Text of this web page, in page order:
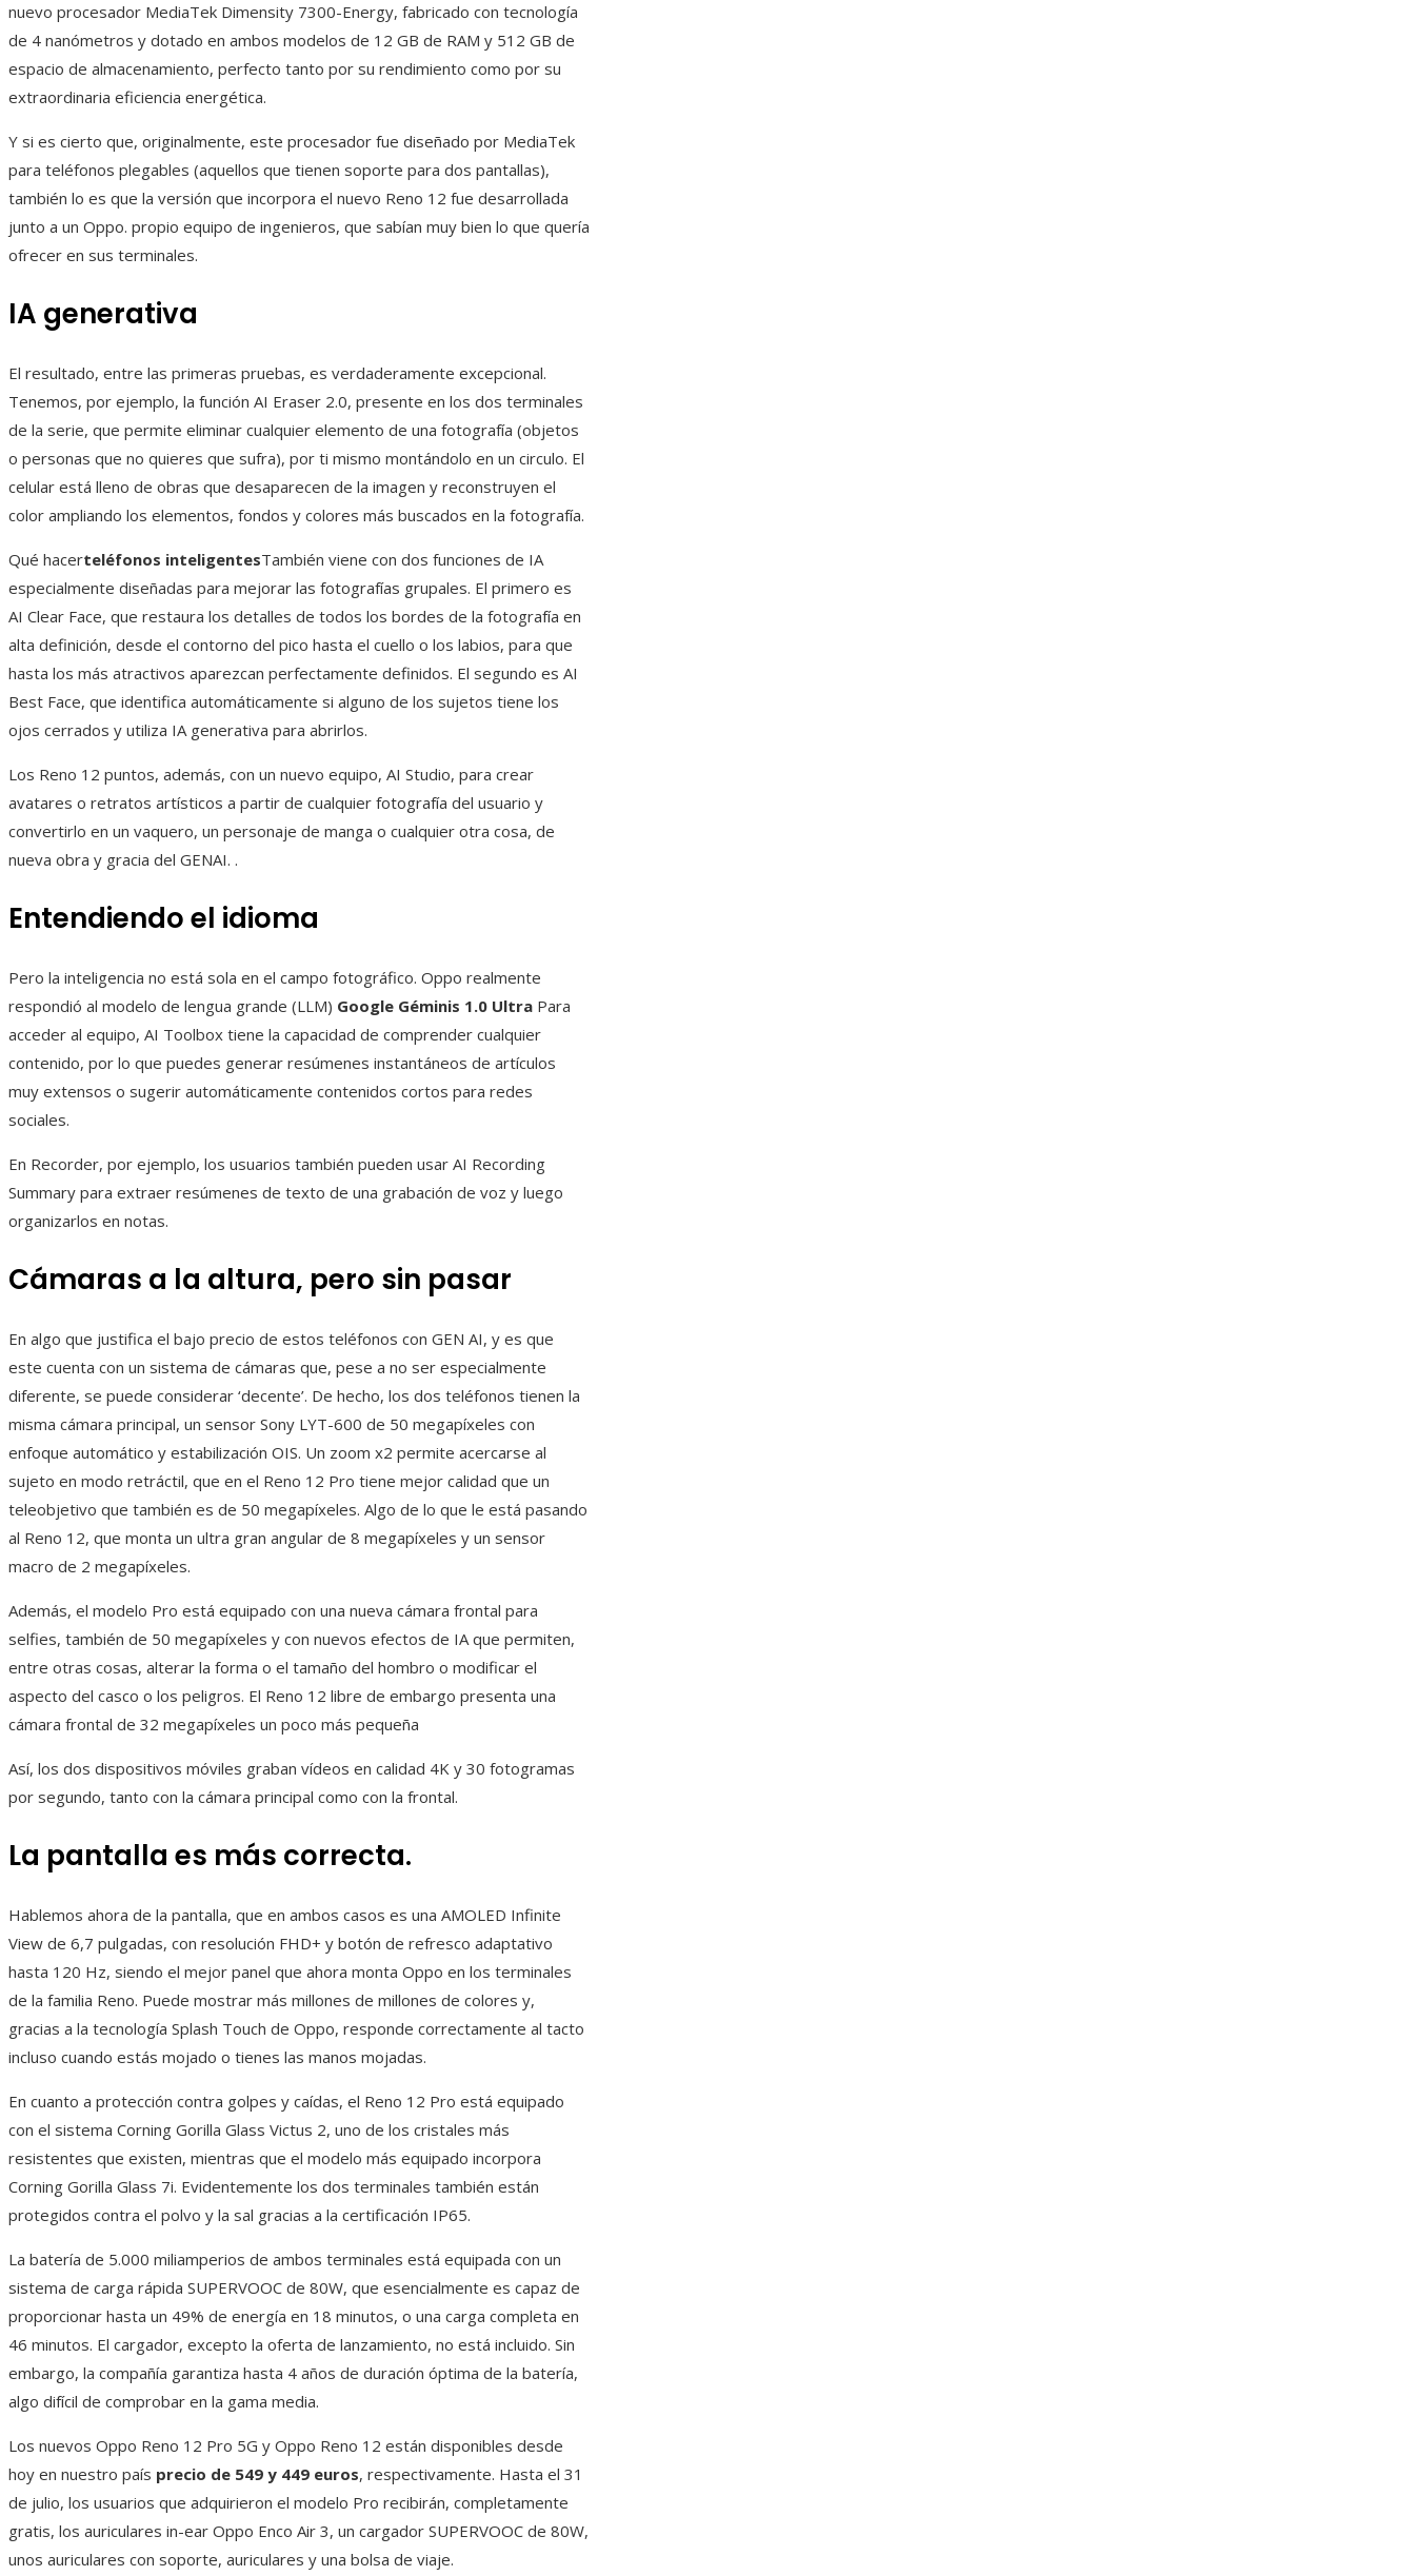
nuevo procesador MediaTek Dimensity 7300-Energy, fabricado con tecnología
de 4 nanómetros y dotado en ambos modelos de 12 GB de RAM y 512 GB de
espacio de almacenamiento, perfecto tanto por su rendimiento como por su
extraordinaria eficiencia energética.
Y si es cierto que, originalmente, este procesador fue diseñado por MediaTek
para teléfonos plegables (aquellos que tienen soporte para dos pantallas),
también lo es que la versión que incorpora el nuevo Reno 12 fue desarrollada
junto a un Oppo. propio equipo de ingenieros, que sabían muy bien lo que quería
ofrecer en sus terminales.
IA generativa
El resultado, entre las primeras pruebas, es verdaderamente excepcional.
Tenemos, por ejemplo, la función AI Eraser 2.0, presente en los dos terminales
de la serie, que permite eliminar cualquier elemento de una fotografía (objetos
o personas que no quieres que sufra), por ti mismo montándolo en un circulo. El
celular está lleno de obras que desaparecen de la imagen y reconstruyen el
color ampliando los elementos, fondos y colores más buscados en la fotografía.
Qué hacerteléfonos inteligentesTambién viene con dos funciones de IA
especialmente diseñadas para mejorar las fotografías grupales. El primero es
AI Clear Face, que restaura los detalles de todos los bordes de la fotografía en
alta definición, desde el contorno del pico hasta el cuello o los labios, para que
hasta los más atractivos aparezcan perfectamente definidos. El segundo es AI
Best Face, que identifica automáticamente si alguno de los sujetos tiene los
ojos cerrados y utiliza IA generativa para abrirlos.
Los Reno 12 puntos, además, con un nuevo equipo, AI Studio, para crear
avatares o retratos artísticos a partir de cualquier fotografía del usuario y
convertirlo en un vaquero, un personaje de manga o cualquier otra cosa, de
nueva obra y gracia del GENAI. .
Entendiendo el idioma
Pero la inteligencia no está sola en el campo fotográfico. Oppo realmente
respondió al modelo de lengua grande (LLM) Google Géminis 1.0 Ultra Para
acceder al equipo, AI Toolbox tiene la capacidad de comprender cualquier
contenido, por lo que puedes generar resúmenes instantáneos de artículos
muy extensos o sugerir automáticamente contenidos cortos para redes
sociales.
En Recorder, por ejemplo, los usuarios también pueden usar AI Recording
Summary para extraer resúmenes de texto de una grabación de voz y luego
organizarlos en notas.
Cámaras a la altura, pero sin pasar
En algo que justifica el bajo precio de estos teléfonos con GEN AI, y es que
este cuenta con un sistema de cámaras que, pese a no ser especialmente
diferente, se puede considerar ‘decente’. De hecho, los dos teléfonos tienen la
misma cámara principal, un sensor Sony LYT-600 de 50 megapíxeles con
enfoque automático y estabilización OIS. Un zoom x2 permite acercarse al
sujeto en modo retráctil, que en el Reno 12 Pro tiene mejor calidad que un
teleobjetivo que también es de 50 megapíxeles. Algo de lo que le está pasando
al Reno 12, que monta un ultra gran angular de 8 megapíxeles y un sensor
macro de 2 megapíxeles.
Además, el modelo Pro está equipado con una nueva cámara frontal para
selfies, también de 50 megapíxeles y con nuevos efectos de IA que permiten,
entre otras cosas, alterar la forma o el tamaño del hombro o modificar el
aspecto del casco o los peligros. El Reno 12 libre de embargo presenta una
cámara frontal de 32 megapíxeles un poco más pequeña
Así, los dos dispositivos móviles graban vídeos en calidad 4K y 30 fotogramas
por segundo, tanto con la cámara principal como con la frontal.
La pantalla es más correcta.
Hablemos ahora de la pantalla, que en ambos casos es una AMOLED Infinite
View de 6,7 pulgadas, con resolución FHD+ y botón de refresco adaptativo
hasta 120 Hz, siendo el mejor panel que ahora monta Oppo en los terminales
de la familia Reno. Puede mostrar más millones de millones de colores y,
gracias a la tecnología Splash Touch de Oppo, responde correctamente al tacto
incluso cuando estás mojado o tienes las manos mojadas.
En cuanto a protección contra golpes y caídas, el Reno 12 Pro está equipado
con el sistema Corning Gorilla Glass Victus 2, uno de los cristales más
resistentes que existen, mientras que el modelo más equipado incorpora
Corning Gorilla Glass 7i. Evidentemente los dos terminales también están
protegidos contra el polvo y la sal gracias a la certificación IP65.
La batería de 5.000 miliamperios de ambos terminales está equipada con un
sistema de carga rápida SUPERVOOC de 80W, que esencialmente es capaz de
proporcionar hasta un 49% de energía en 18 minutos, o una carga completa en
46 minutos. El cargador, excepto la oferta de lanzamiento, no está incluido. Sin
embargo, la compañía garantiza hasta 4 años de duración óptima de la batería,
algo difícil de comprobar en la gama media.
Los nuevos Oppo Reno 12 Pro 5G y Oppo Reno 12 están disponibles desde
hoy en nuestro país precio de 549 y 449 euros, respectivamente. Hasta el 31
de julio, los usuarios que adquirieron el modelo Pro recibirán, completamente
gratis, los auriculares in-ear Oppo Enco Air 3, un cargador SUPERVOOC de 80W,
unos auriculares con soporte, auriculares y una bolsa de viaje.